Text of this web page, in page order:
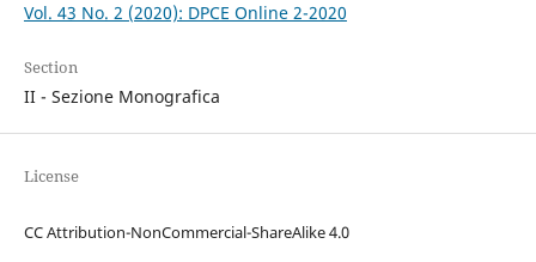
Vol. 43 No. 2 (2020): DPCE Online 2-2020
Section
II - Sezione Monografica
License
CC Attribution-NonCommercial-ShareAlike 4.0